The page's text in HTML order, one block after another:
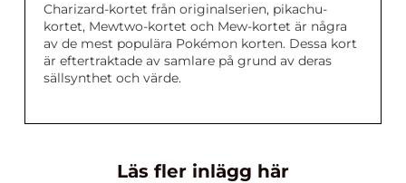
Charizard-kortet från originalserien, pikachu-
kortet, Mewtwo-kortet och Mew-kortet är några
av de mest populära Pokémon korten. Dessa kort
är eftertraktade av samlare på grund av deras
sällsynthet och värde.
Läs fler inlägg här